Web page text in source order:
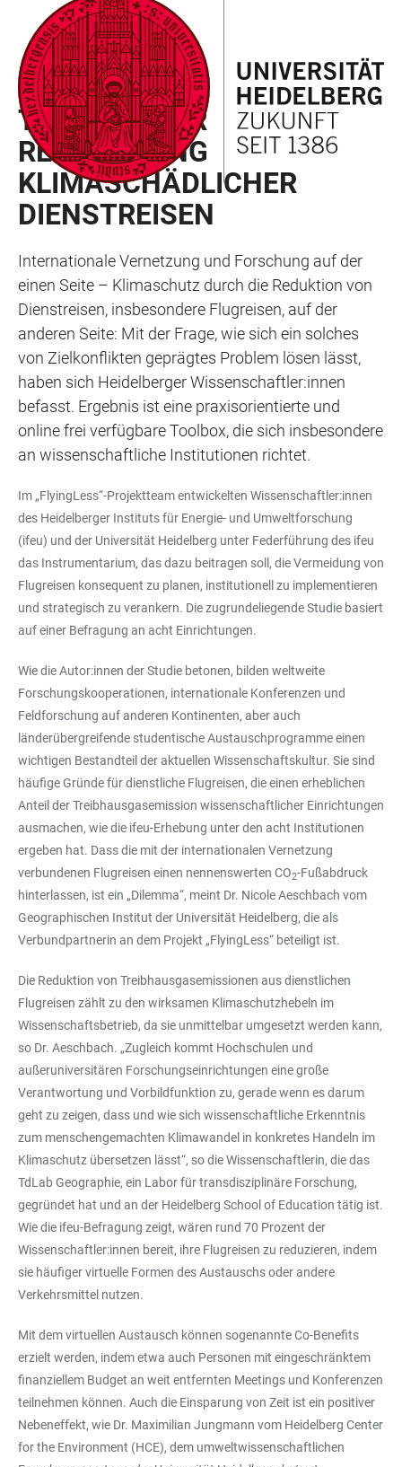
LINKS
ZUR
BARRIEREFREIHEIT
ZUM
HAUPTINHALT
HAUPTNAVIGATION
ÖFFNEN
WEBSEITENSUCHE
ÖFFNEN
RAN NEWSLETTER 02/2024
TOOLBOX ZUR
REDUZIERUNG
KLIMASCHÄDLICHER
DIENSTREISEN
Internationale Vernetzung und Forschung auf der
einen Seite – Klimaschutz durch die Reduktion von
Dienstreisen, insbesondere Flugreisen, auf der
anderen Seite: Mit der Frage, wie sich ein solches
von Zielkonflikten geprägtes Problem lösen lässt,
haben sich Heidelberger Wissenschaftler:innen
befasst. Ergebnis ist eine praxisorientierte und
online frei verfügbare Toolbox, die sich insbesondere
an wissenschaftliche Institutionen richtet.
Im „FlyingLess“-Projektteam entwickelten Wissenschaftler:innen
des Heidelberger Instituts für Energie- und Umweltforschung
(ifeu) und der Universität Heidelberg unter Federführung des ifeu
das Instrumentarium, das dazu beitragen soll, die Vermeidung von
Flugreisen konsequent zu planen, institutionell zu implementieren
und strategisch zu verankern. Die zugrundeliegende Studie basiert
auf einer Befragung an acht Einrichtungen.
Wie die Autor:innen der Studie betonen, bilden weltweite
Forschungskooperationen, internationale Konferenzen und
Feldforschung auf anderen Kontinenten, aber auch
länderübergreifende studentische Austauschprogramme einen
wichtigen Bestandteil der aktuellen Wissenschaftskultur. Sie sind
häufige Gründe für dienstliche Flugreisen, die einen erheblichen
Anteil der Treibhausgasemission wissenschaftlicher Einrichtungen
ausmachen, wie die ifeu-Erhebung unter den acht Institutionen
ergeben hat. Dass die mit der internationalen Vernetzung
verbundenen Flugreisen einen nennenswerten CO2-Fußabdruck
hinterlassen, ist ein „Dilemma“, meint Dr. Nicole Aeschbach vom
Geographischen Institut der Universität Heidelberg, die als
Verbundpartnerin an dem Projekt „FlyingLess“ beteiligt ist.
Die Reduktion von Treibhausgasemissionen aus dienstlichen
Flugreisen zählt zu den wirksamen Klimaschutzhebeln im
Wissenschaftsbetrieb, da sie unmittelbar umgesetzt werden kann,
so Dr. Aeschbach. „Zugleich kommt Hochschulen und
außeruniversitären Forschungseinrichtungen eine große
Verantwortung und Vorbildfunktion zu, gerade wenn es darum
geht zu zeigen, dass und wie sich wissenschaftliche Erkenntnis
zum menschengemachten Klimawandel in konkretes Handeln im
Klimaschutz übersetzen lässt“, so die Wissenschaftlerin, die das
TdLab Geographie, ein Labor für transdisziplinäre Forschung,
gegründet hat und an der Heidelberg School of Education tätig ist.
Wie die ifeu-Befragung zeigt, wären rund 70 Prozent der
Wissenschaftler:innen bereit, ihre Flugreisen zu reduzieren, indem
sie häufiger virtuelle Formen des Austauschs oder andere
Verkehrsmittel nutzen.
Mit dem virtuellen Austausch können sogenannte Co-Benefits
erzielt werden, indem etwa auch Personen mit eingeschränktem
finanziellem Budget an weit entfernten Meetings und Konferenzen
teilnehmen können. Auch die Einsparung von Zeit ist ein positiver
Nebeneffekt, wie Dr. Maximilian Jungmann vom Heidelberg Center
for the Environment (HCE), dem umweltwissenschaftlichen